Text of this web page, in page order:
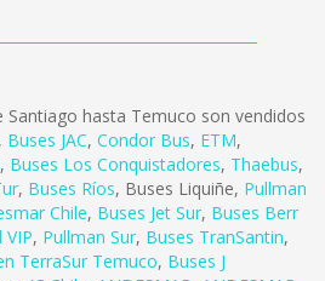
Santiago hasta Temuco son vendidos
, Buses JAC, Condor Bus, ETM,
, Buses Los Conquistadores, Thaebus,
, Buses Ríos, Buses Liquiñe, Pullman
Chile, Buses Jet Sur, Buses Berr
VIP, Pullman Sur, Buses TranSantin,
TerraSur Temuco, Buses J